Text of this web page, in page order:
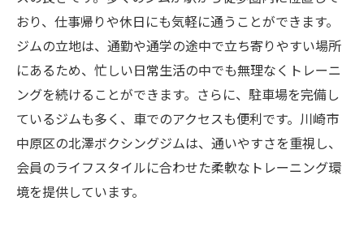
おり、仕事帰りや休日にも気軽に通うことができます。
ジムの立地は、通勤や通学の途中で立ち寄りやすい場所
にあるため、忙しい日常生活の中でも無理なくトレーニ
ングを続けることができます。さらに、駐車場を完備し
ているジムも多く、車でのアクセスも便利です。川崎市
中原区の北澤ボクシングジムは、通いやすさを重視し、
会員のライフスタイルに合わせた柔軟なトレーニング環
境を提供しています。